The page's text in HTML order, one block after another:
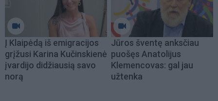
Į Klaipėdą iš emigracijos
grįžusi Karina Kučinskienė
įvardijo didžiausią savo
norą
Jūros šventę anksčiau
puošęs Anatolijus
Klemencovas: gal jau
užtenka